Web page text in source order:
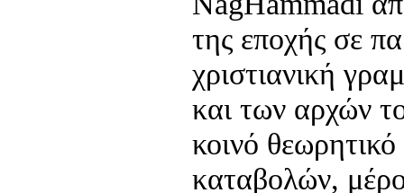
της εποχής σε
χριστιανική
και των αρχών
κοινό
καταβολών,